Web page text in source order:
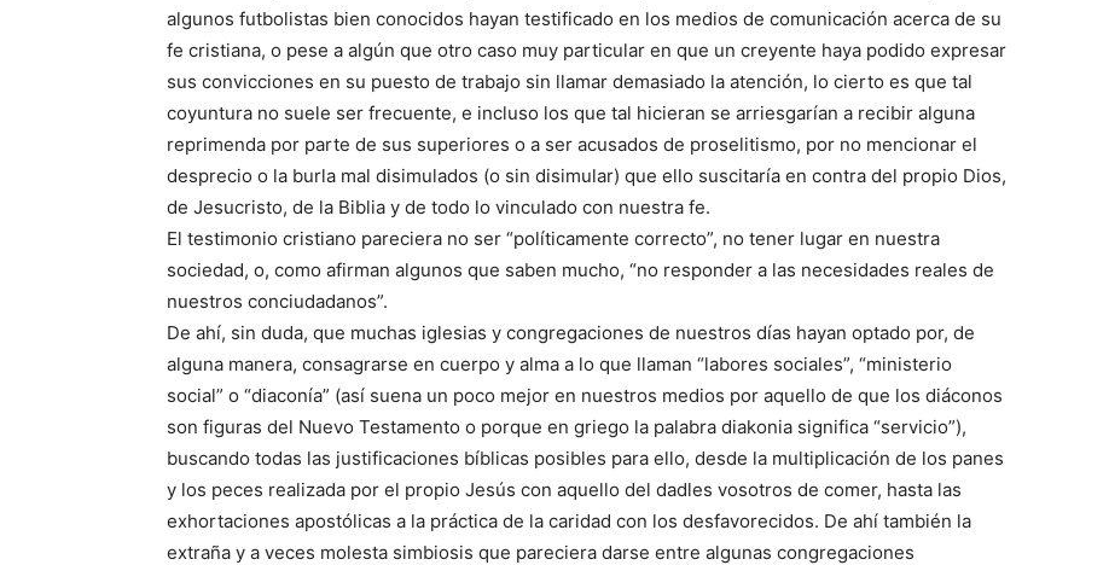
algunos futbolistas bien conocidos hayan testificado en los medios de comunicación acerca de su
fe cristiana, o pese a algún que otro caso muy particular en que un creyente haya podido expresar
sus convicciones en su puesto de trabajo sin llamar demasiado la atención, lo cierto es que tal
coyuntura no suele ser frecuente, e incluso los que tal hicieran se arriesgarían a recibir alguna
reprimenda por parte de sus superiores o a ser acusados de proselitismo, por no mencionar el
desprecio o la burla mal disimulados (o sin disimular) que ello suscitaría en contra del propio Dios,
de Jesucristo, de la Biblia y de todo lo vinculado con nuestra fe.
El testimonio cristiano pareciera no ser “políticamente correcto”, no tener lugar en nuestra
sociedad, o, como afirman algunos que saben mucho, “no responder a las necesidades reales de
nuestros conciudadanos”.
De ahí, sin duda, que muchas iglesias y congregaciones de nuestros días hayan optado por, de
alguna manera, consagrarse en cuerpo y alma a lo que llaman “labores sociales”, “ministerio
social” o “diaconía” (así suena un poco mejor en nuestros medios por aquello de que los diáconos
son figuras del Nuevo Testamento o porque en griego la palabra diakonia significa “servicio”),
buscando todas las justificaciones bíblicas posibles para ello, desde la multiplicación de los panes
y los peces realizada por el propio Jesús con aquello del dadles vosotros de comer, hasta las
exhortaciones apostólicas a la práctica de la caridad con los desfavorecidos. De ahí también la
extraña y a veces molesta simbiosis que pareciera darse entre algunas congregaciones